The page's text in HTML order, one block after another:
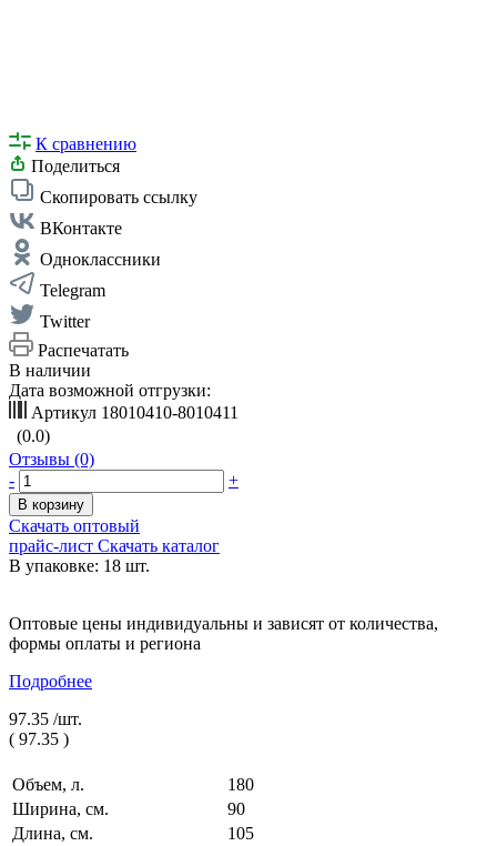
К сравнению
Поделиться
Скопировать ссылку
ВКонтакте
Одноклассники
Telegram
Twitter
Распечатать
В наличии
Дата возможной отгрузки:
Артикул 18010410-8010411
(0.0)
Отзывы (0)
-
+
В корзину
Скачать оптовый
прайс-лист Скачать каталог
В упаковке: 18 шт.
Оптовые цены индивидуальны и зависят от количества,
формы оплаты и региона
Подробнее
97.35 /шт.
( 97.35 )
Объем, л.
180
Ширина, см.
90
Длина, см.
105